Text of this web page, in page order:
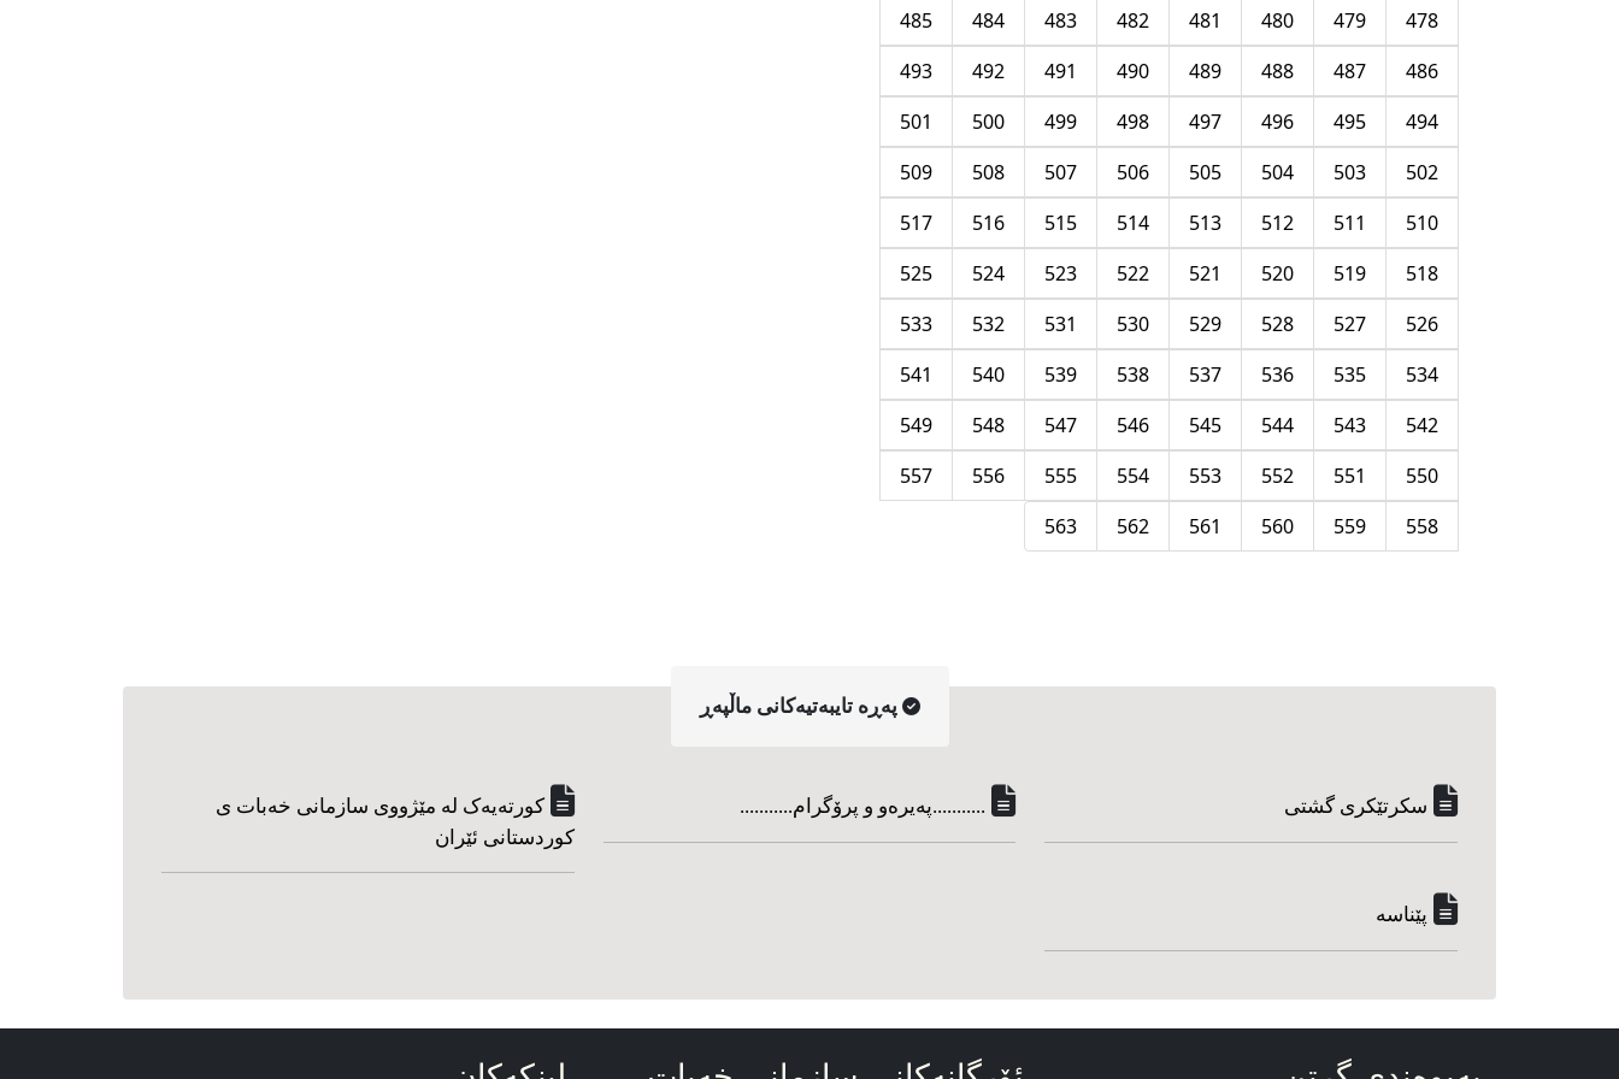
478
479
480
481
482
483
484
485
486
487
488
489
490
491
492
493
494
495
496
497
498
499
500
501
502
503
504
505
506
507
508
509
510
511
512
513
514
515
516
517
518
519
520
521
522
523
524
525
526
527
528
529
530
531
532
533
534
535
536
537
538
539
540
541
542
543
544
545
546
547
548
549
550
551
552
553
554
555
556
557
558
559
560
561
562
563
په‌ڕه‌ تایبه‌تیه‌کانی ماڵپه‌ڕ
سکرتێکری گشتی ...........په‌یره‌و و پرۆگرام...........
کورته‌یه‌ک له مێژووی سازمانی خه‌بات ی
کوردستانی ئێران
پێناسه‌